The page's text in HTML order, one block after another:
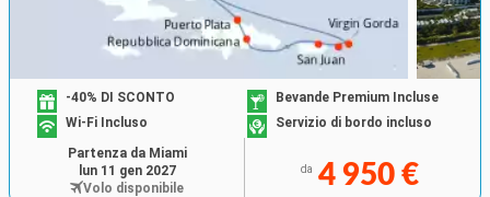
-40% DI SCONTO
Bevande Premium Incluse
Wi-Fi Incluso
Servizio di bordo incluso
da 4 950 €
Partenza da Miami
lun 11 gen 2027
Volo disponibile